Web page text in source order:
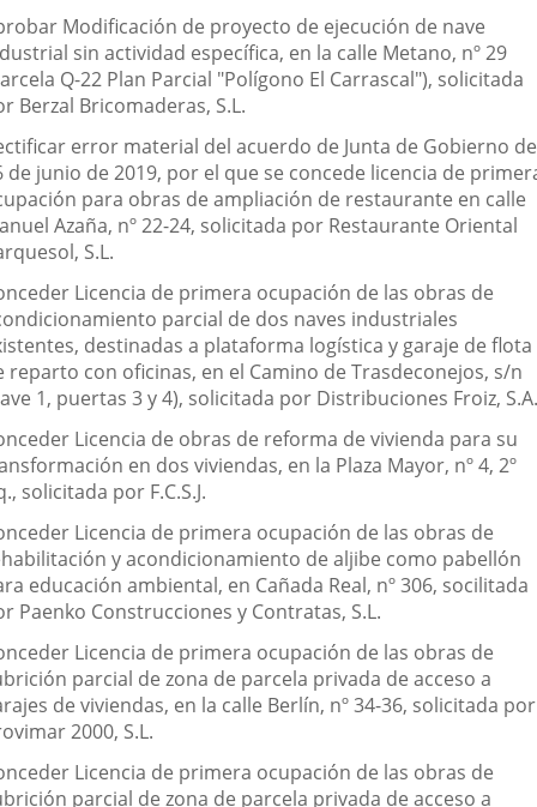
Modificación de proyecto de ejecución de nave
sin actividad específica, en la calle Metano, nº 29
Q-22 Plan Parcial "Polígono El Carrascal"), solicitada
Berzal Bricomaderas, S.L.
error material del acuerdo de Junta de Gobierno de
de junio de 2019, por el que se concede licencia de
para obras de ampliación de restaurante en calle
Azaña, nº 22-24, solicitada por Restaurante Oriental
S.L.
Licencia de primera ocupación de las obras de
parcial de dos naves industriales
destinadas a plataforma logística y garaje de flota
reparto con oficinas, en el Camino de Trasdeconejos, s/n
1, puertas 3 y 4), solicitada por Distribuciones Froiz, S.A.
Licencia de obras de reforma de vivienda para su
en dos viviendas, en la Plaza Mayor, nº 4, 2º
solicitada por F.C.S.J.
Licencia de primera ocupación de las obras de
y acondicionamiento de aljibe como pabellón
educación ambiental, en Cañada Real, nº 306, socilitada
Paenko Construcciones y Contratas, S.L.
Licencia de primera ocupación de las obras de
parcial de zona de parcela privada de acceso a
de viviendas, en la calle Berlín, nº 34-36, solicitada por
2000, S.L.
Licencia de primera ocupación de las obras de
parcial de zona de parcela privada de acceso a